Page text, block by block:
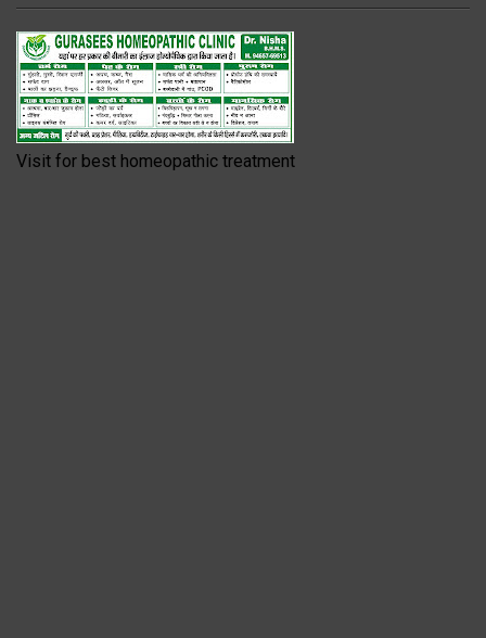
Visit for best homeopathic treatment